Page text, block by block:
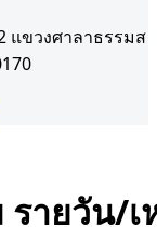
แขวงศาลาธรรมส
รายวัน/เ